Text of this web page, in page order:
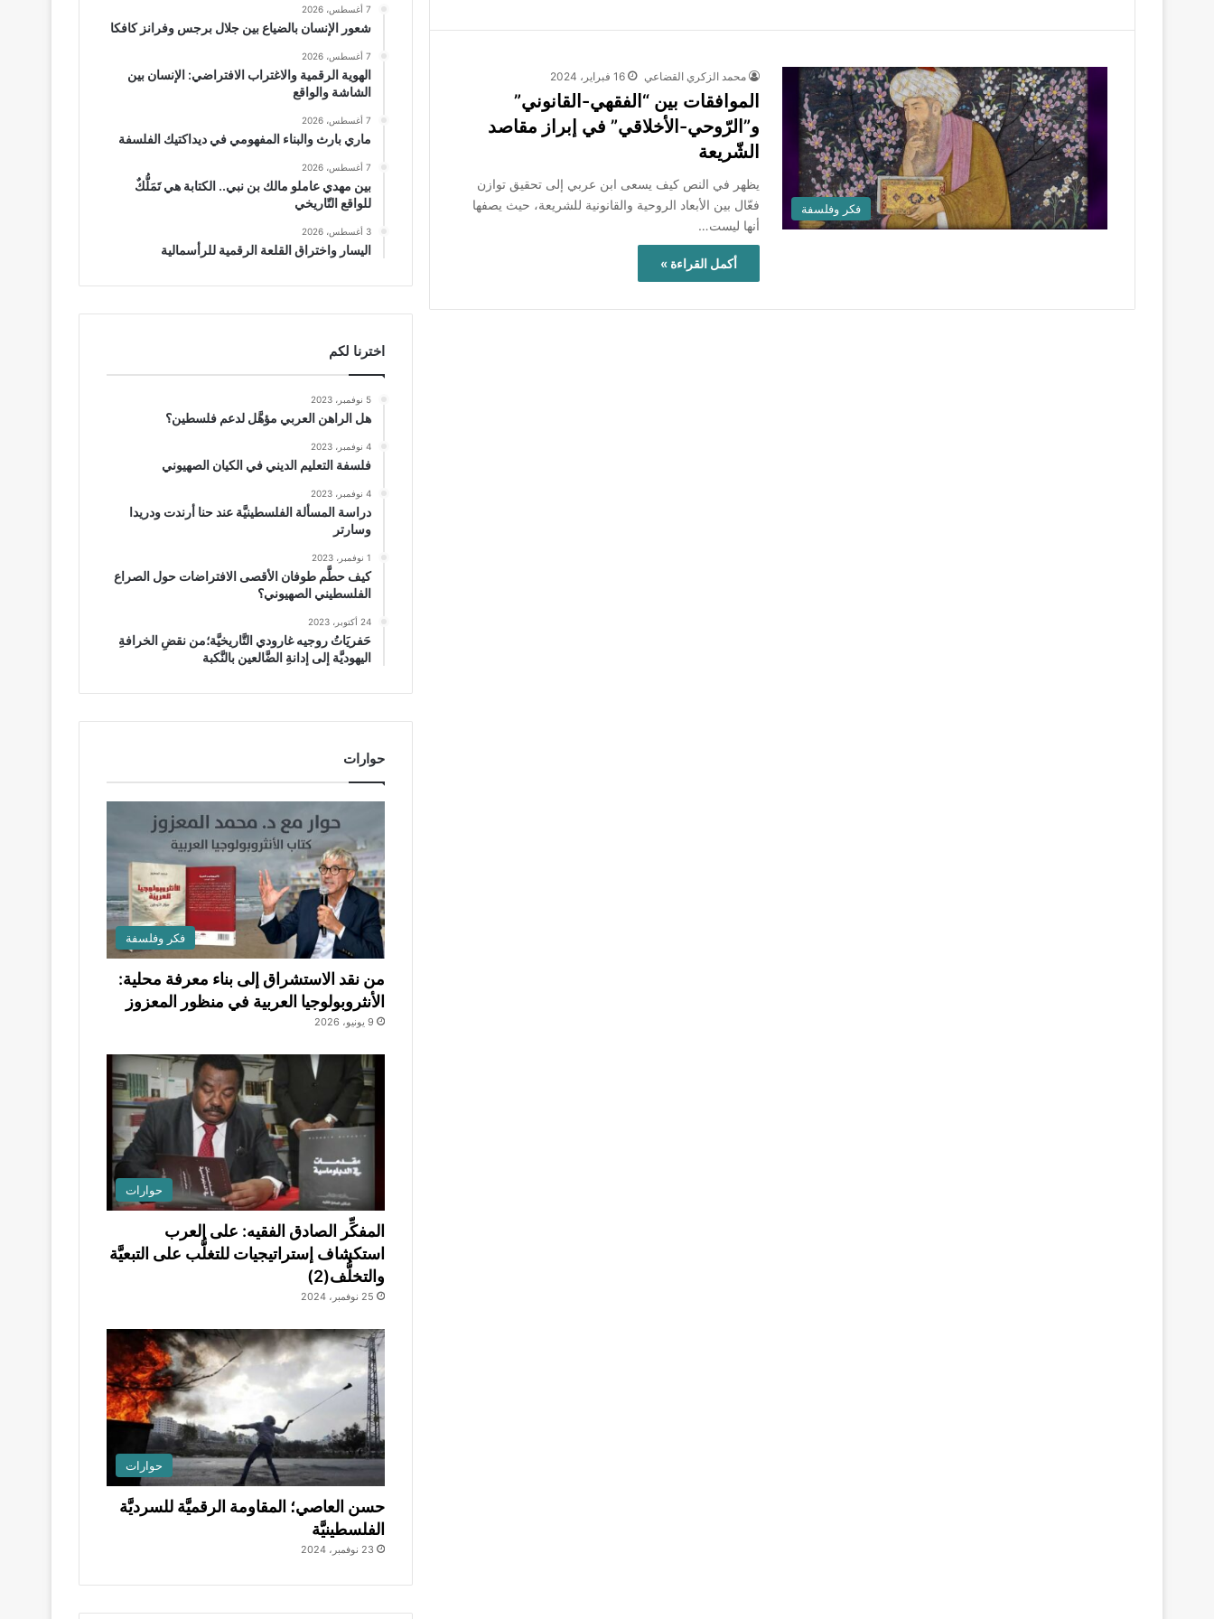
فكر وفلسفة
محمد الزكري القضاعي 16 فبراير، 2024
الموافقات بين “الفقهي-القانوني”
و”الرّوحي-الأخلاقي” في إبراز مقاصد
الشّريعة
يظهر في النص كيف يسعى ابن عربي إلى تحقيق توازن
فعّال بين الأبعاد الروحية والقانونية للشريعة، حيث يصفها
أنها ليست…
أكمل القراءة »
7 أغسطس، 2026
شعور الإنسان بالضياع بين جلال برجس وفرانز كافكا
7 أغسطس، 2026
الهوية الرقمية والاغتراب الافتراضي: الإنسان بين
الشاشة والواقع
7 أغسطس، 2026
ماري بارث والبناء المفهومي في ديداكتيك الفلسفة
7 أغسطس، 2026
بين مهدي عاملو مالك بن نبي.. الكتابة هي تَمَلُّكٌ
للواقع التّاريخي
3 أغسطس، 2026
اليسار واختراق القلعة الرقمية للرأسمالية
اخترنا لكم
5 نوفمبر، 2023
هل الراهن العربي مؤهَّل لدعم فلسطين؟
4 نوفمبر، 2023
فلسفة التعليم الديني في الكيان الصهيوني
4 نوفمبر، 2023
دراسة المسألة الفلسطينيَّة عند حنا أرندت ودريدا
وسارتر
1 نوفمبر، 2023
كيف حطَّم طوفان الأقصى الافتراضات حول الصراع
الفلسطيني الصهيوني؟
24 أكتوبر، 2023
حَفريَاتُ روجيه غارودي التَّاريخيَّة؛من نقضِ الخرافةِ
اليهوديَّة إلى إدانةِ الضَّالعين بالنَّكبة
حوارات
فكر وفلسفة
من نقد الاستشراق إلى بناء معرفة محلية:
الأنثروبولوجيا العربية في منظور المعزوز
9 يونيو، 2026
حوارات
المفكِّر الصادق الفقيه: على العرب
استكشاف إستراتيجيات للتغلُّب على التبعيَّة
والتخلُّف(2)
25 نوفمبر، 2024
حوارات
حسن العاصي؛ المقاومة الرقميَّة للسرديَّة
الفلسطينيَّة
23 نوفمبر، 2024